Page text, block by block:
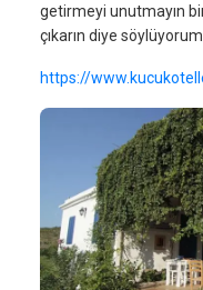
getirmeyi unutmayın
çıkarın diye söylüyorum.
https://